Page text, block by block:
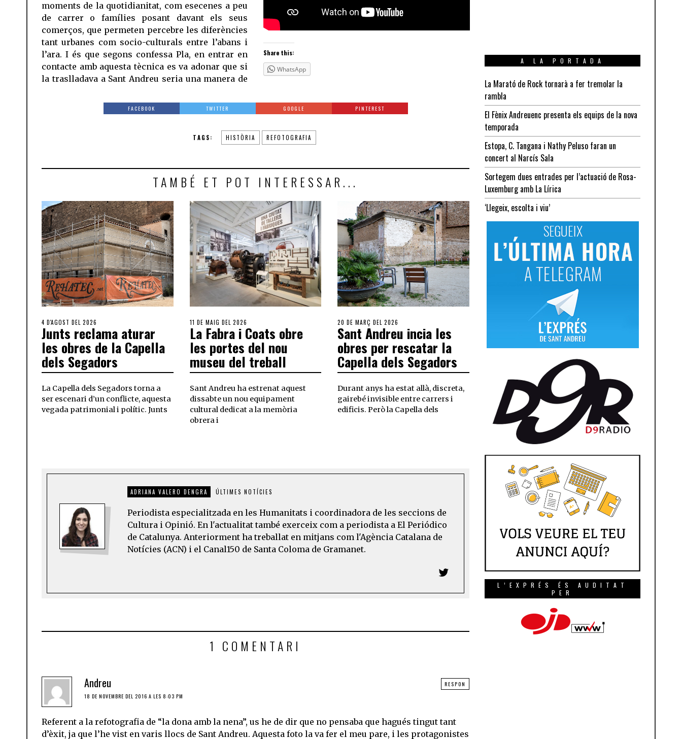
moments de la quotidianitat, com esecenes a peu
de carrer o famílies posant davant els seus
comerços, que permeten percebre les diferències
tant urbanes com socio-culturals entre l’abans i
l’ara. I és que segons confessa Pla, en entrar en
contacte amb aquesta tècnica es va adonar que si
la traslladava a Sant Andreu seria una manera de
Share this:
WhatsApp
FACEBOOK TWITTER GOOGLE PINTEREST
TAGS: HISTÒRIA REFOTOGRAFIA
TAMBÉ ET POT INTERESSAR...
4 D'AGOST DEL 2026
Junts reclama aturar
les obres de la Capella
dels Segadors
La Capella dels Segadors torna a
ser escenari d’un conflicte, aquesta
vegada patrimonial i polític. Junts
11 DE MAIG DEL 2026
La Fabra i Coats obre
les portes del nou
museu del treball
Sant Andreu ha estrenat aquest
dissabte un nou equipament
cultural dedicat a la memòria
obrera i
20 DE MARÇ DEL 2026
Sant Andreu incia les
obres per rescatar la
Capella dels Segadors
Durant anys ha estat allà, discreta,
gairebé invisible entre carrers i
edificis. Però la Capella dels
ADRIANA VALERO DENGRA ÚLTIMES NOTÍCIES
Periodista especialitzada en les Humanitats i coordinadora de les seccions de
Cultura i Opinió. En l'actualitat també exerceix com a periodista a El Periódico
de Catalunya. Anteriorment ha treballat en mitjans com l'Agència Catalana de
Notícies (ACN) i el Canal150 de Santa Coloma de Gramanet.
1 COMENTARI
Andreu
18 DE NOVEMBRE DEL 2016 A LES 8:03 PM
Referent a la refotografia de “la dona amb la nena”, us he de dir que no pensaba que hagués tingut tant
d’èxit, ja que l’he vist en varis llocs de Sant Andreu. Aquesta foto la va fer el meu pare, i les protagonistes
RESPON
A LA PORTADA
La Marató de Rock tornarà a fer tremolar la
rambla
El Fènix Andreuenc presenta els equips de la nova
temporada
Estopa, C. Tangana i Nathy Peluso faran un
concert al Narcís Sala
Sortegem dues entrades per l’actuació de Rosa-
Luxemburg amb La Lírica
‘Llegeix, escolta i viu’
L’EXPRÉS ÉS AUDITAT
PER